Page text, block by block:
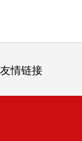
友情链接